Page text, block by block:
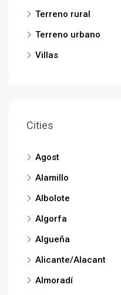
Terreno rural
Terreno urbano
Villas
Cities
Agost
Alamillo
Albolote
Algorfa
Algueña
Alicante/Alacant
Almoradí